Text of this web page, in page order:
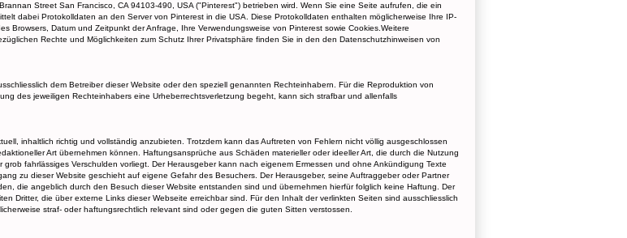
Street San Francisco, CA 94103-490, USA ("Pinterest") betrieben wird. Wenn Sie eine Seite aufrufen, die ein
dabei Protokolldaten an den Server von Pinterest in die USA. Diese Protokolldaten enthalten möglicherweise Ihre IP-
Datum und Zeitpunkt der Anfrage, Ihre Verwendungsweise von Pinterest sowie Cookies.Weitere
Rechte und Möglichkeiten zum Schutz Ihrer Privatsphäre finden Sie in den den Datenschutzhinweisen von
dem Betreiber dieser Website oder den speziell genannten Rechteinhabern. Für die Reproduktion von
des jeweiligen Rechteinhabers eine Urheberrechtsverletzung begeht, kann sich strafbar und allenfalls
inhaltlich richtig und vollständig anzubieten. Trotzdem kann das Auftreten von Fehlern nicht völlig ausgeschlossen
Art übernehmen können. Haftungsansprüche aus Schäden materieller oder ideeller Art, die durch die Nutzung
fahrlässiges Verschulden vorliegt. Der Herausgeber kann nach eigenem Ermessen und ohne Ankündigung Texte
zu dieser Website geschieht auf eigene Gefahr des Besuchers. Der Herausgeber, seine Auftraggeber oder Partner
die angeblich durch den Besuch dieser Website entstanden sind und übernehmen hierfür folglich keine Haftung. Der
Dritter, die über externe Links dieser Webseite erreichbar sind. Für den Inhalt der verlinkten Seiten sind ausschliesslich
straf- oder haftungsrechtlich relevant sind oder gegen die guten Sitten verstossen.